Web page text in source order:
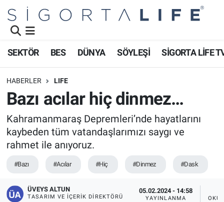
SEKTÖR BES DÜNYA SÖYLEŞİ SİGORTA LİFE
HABERLER LIFE
Bazı acılar hiç dinmez…
Kahramanmaraş Depremleri’nde hayatlarını
kaybeden tüm vatandaşlarımızı saygı ve
rahmet ile anıyoruz.
#Bazı #Acılar #Hiç #Dinmez #Dask
ÜVEYS ALTUN
TASARIM VE İÇERIK DIREKTÖRÜ
05.02.2024 - 14:58
YAYINLANMA
Namaz Vakitleri
Trafik Durumu
Süper Lig Puan Durumu ve Fikstür
Tüm Manşetler
Son Dakika Haberleri